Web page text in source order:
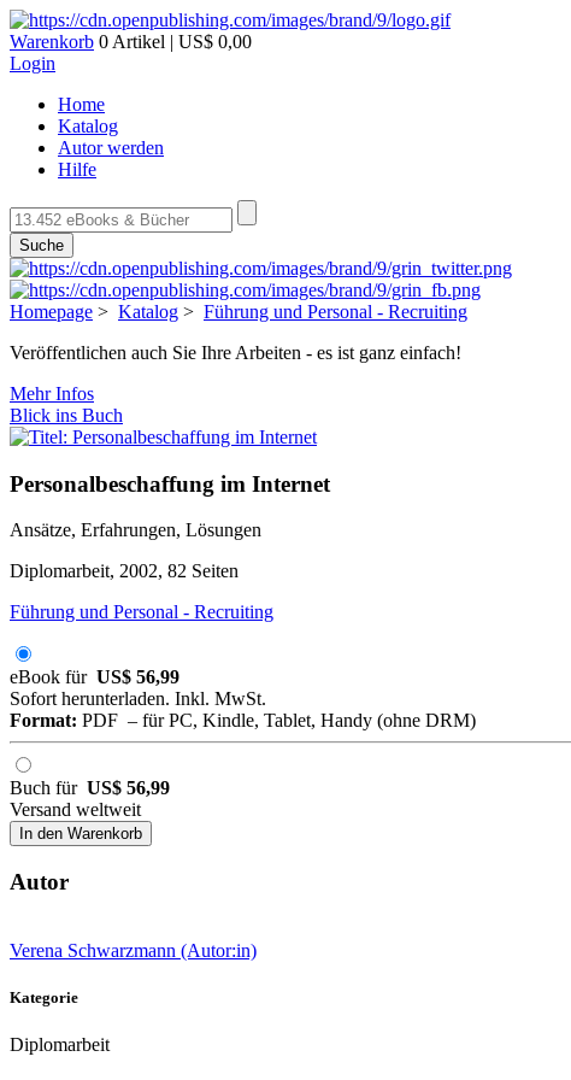
Warenkorb 0 Artikel | US$ 0,00
Login
Home
Katalog
Autor werden
Hilfe
Suche
Homepage > Katalog > Führung und Personal - Recruiting
Veröffentlichen auch Sie Ihre Arbeiten - es ist ganz einfach!
Mehr Infos
Blick ins Buch
Personalbeschaffung im Internet
Ansätze, Erfahrungen, Lösungen
Diplomarbeit, 2002, 82 Seiten
Führung und Personal - Recruiting
eBook für US$ 56,99
Sofort herunterladen. Inkl. MwSt.
Format: PDF – für PC, Kindle, Tablet, Handy (ohne DRM)
Buch für US$ 56,99
Versand weltweit
In den Warenkorb
Autor
Verena Schwarzmann (Autor:in)
Kategorie
Diplomarbeit